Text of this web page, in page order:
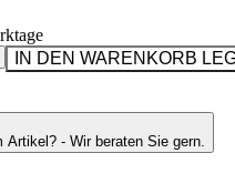
IN DEN WARENKORB
- Wir beraten Sie gern.